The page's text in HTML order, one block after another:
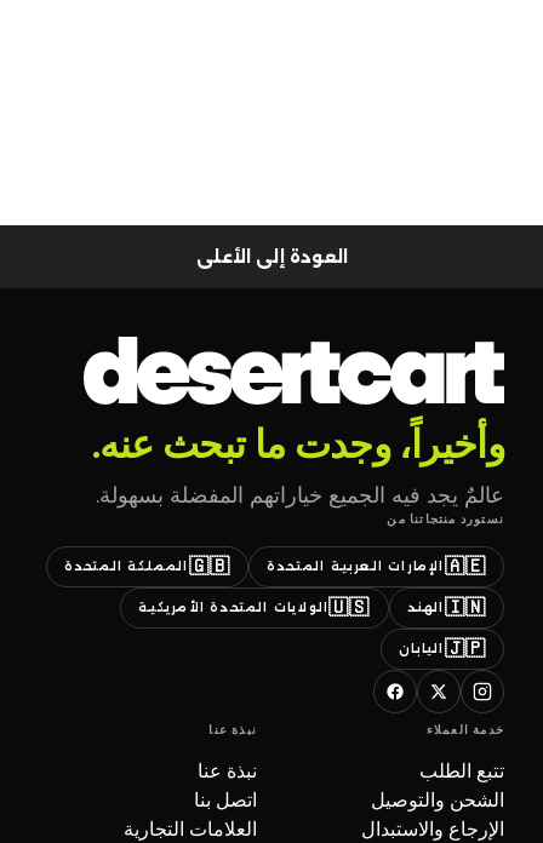
العودة إلى الأعلى
وأخيراً، وجدت ما تبحث عنه.
عالمٌ يجد فيه الجميع خياراتهم المفضلة بسهولة.
نستورد منتجاتنا من
🇦🇪 الإمارات العربية المتحدة 🇬🇧 المملكة المتحدة
🇮🇳 الهند 🇺🇸الولايات المتحدة الأمريكية
🇯🇵 اليابان
خدمة العملاء
تتبع الطلب
الشحن والتوصيل
الإرجاع والاستبدال
نبذة عنا
نبذة عنا
اتصل بنا
العلامات التجارية